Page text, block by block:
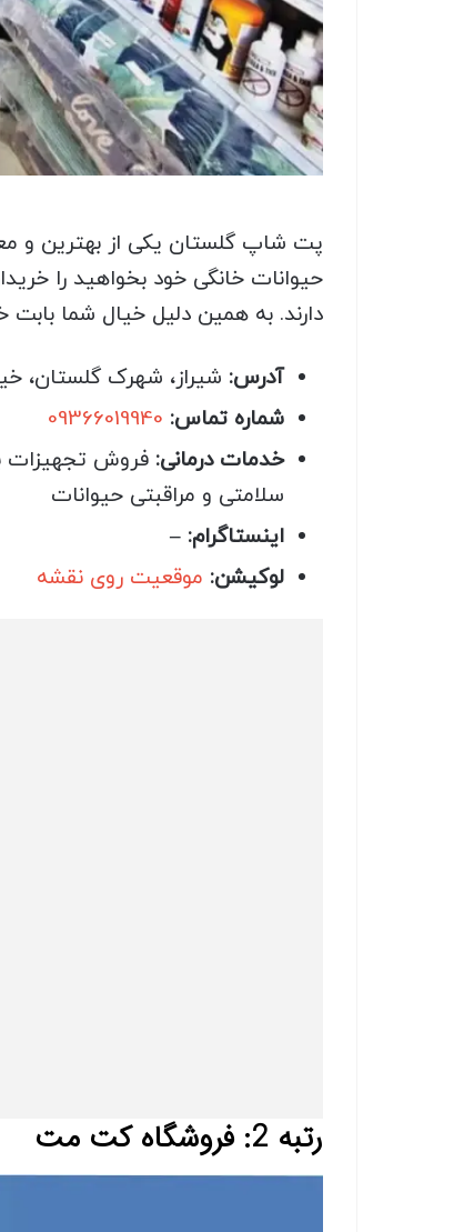
پت شاپ گلستان یکی از بهترین و
حیوانات خانگی خود بخواهید را
دارند. به همین دلیل خیال شما
آدرس: شیراز، شهرک گلستان،
شماره تماس: 09366019940
خدمات درمانی: فروش تجهیزات
سلامتی و مراقبتی حیوانات
اینستاگرام: –
لوکیشن: موقعیت روی نقشه
رتبه 2: فروشگاه کت مت